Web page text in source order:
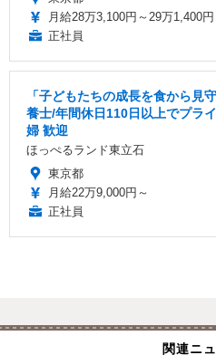
月給28万3,100円～29万1,400円
正社員
「子どもたちの成長を食から見
養士/年間休日110日以上でプラ
婦 歓迎
ほっぺるランド東立石
東京都
月給22万9,000円～
正社員
関連ニ